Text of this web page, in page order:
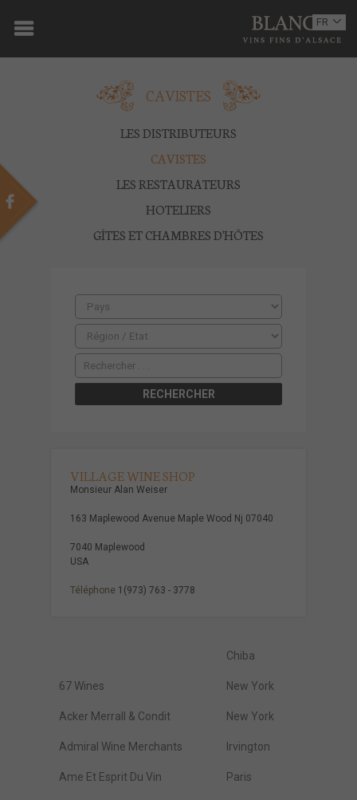
DOMAINE
OENOTOURISME
VINS
BOUTIQUE
MULTIMEDIA
PRESSE
ACTUALITÉS
CONTACT
FR
EN
CAVISTES
LES DISTRIBUTEURS
CAVISTES
LES RESTAURATEURS
HOTELIERS
GÎTES ET CHAMBRES D'HÔTES
VILLAGE WINE SHOP
Monsieur Alan Weiser
163 Maplewood Avenue Maple Wood Nj 07040
7040 Maplewood
USA
Téléphone 1(973) 763 - 3778
Chiba
67 Wines New York
Acker Merrall & Condit New York
Admiral Wine Merchants Irvington
Ame Et Esprit Du Vin Paris